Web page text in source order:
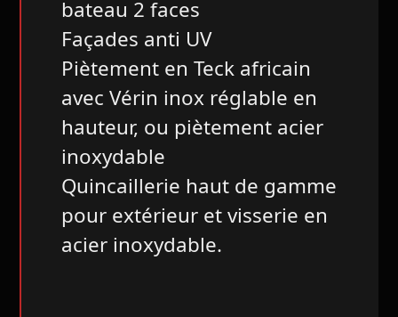
bateau 2 faces
Façades anti UV
Piètement en Teck africain
avec Vérin inox réglable en
hauteur, ou piètement acier
inoxydable
Quincaillerie haut de gamme
pour extérieur et visserie en
acier inoxydable.